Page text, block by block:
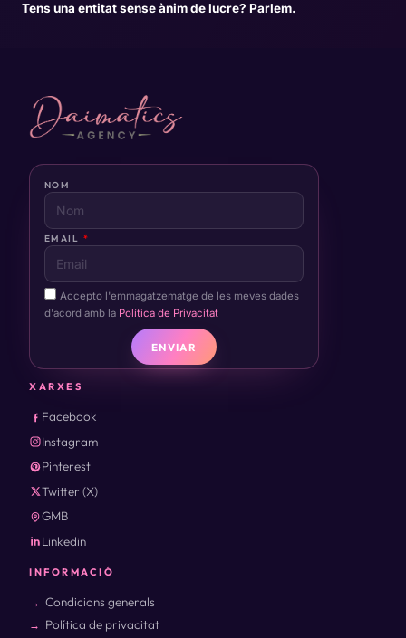
Tens una entitat sense ànim de lucre? Parlem.
NOM
EMAIL
Accepto l'emmagatzematge de les meves dades
d'acord amb la Política de Privacitat
ENVIAR
XARXES
Facebook
Instagram
Pinterest
Twitter (X)
GMB
Linkedin
INFORMACIÓ
Condicions generals
Política de privacitat